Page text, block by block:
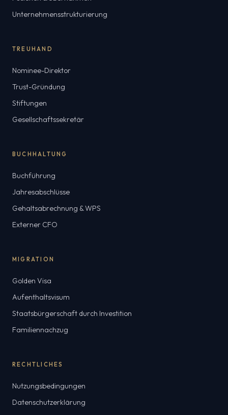
Unternehmensstrukturierung
TREUHAND
Nominee-Direktor
Trust-Gründung
Stiftungen
Gesellschaftssekretär
BUCHHALTUNG
Buchführung
Jahresabschlüsse
Gehaltsabrechnung & WPS
Externer CFO
MIGRATION
Golden Visa
Aufenthaltsvisum
Staatsbürgerschaft durch Investition
Familiennachzug
RECHTLICHES
Nutzungsbedingungen
Datenschutzerklärung